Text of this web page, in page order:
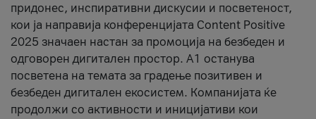
придонес, инспиративни дискусии и посветеност,
кои ја направија конференцијата Content Positive
2025 значаен настан за промоција на безбеден и
одговорен дигитален простор. А1 останува
посветена на темата за градење позитивен и
безбеден дигитален екосистем. Компанијата ќе
продолжи со активности и иницијативи кои